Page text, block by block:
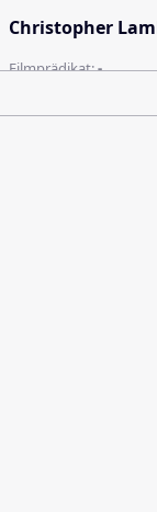
Christopher
Filmprädikat:-